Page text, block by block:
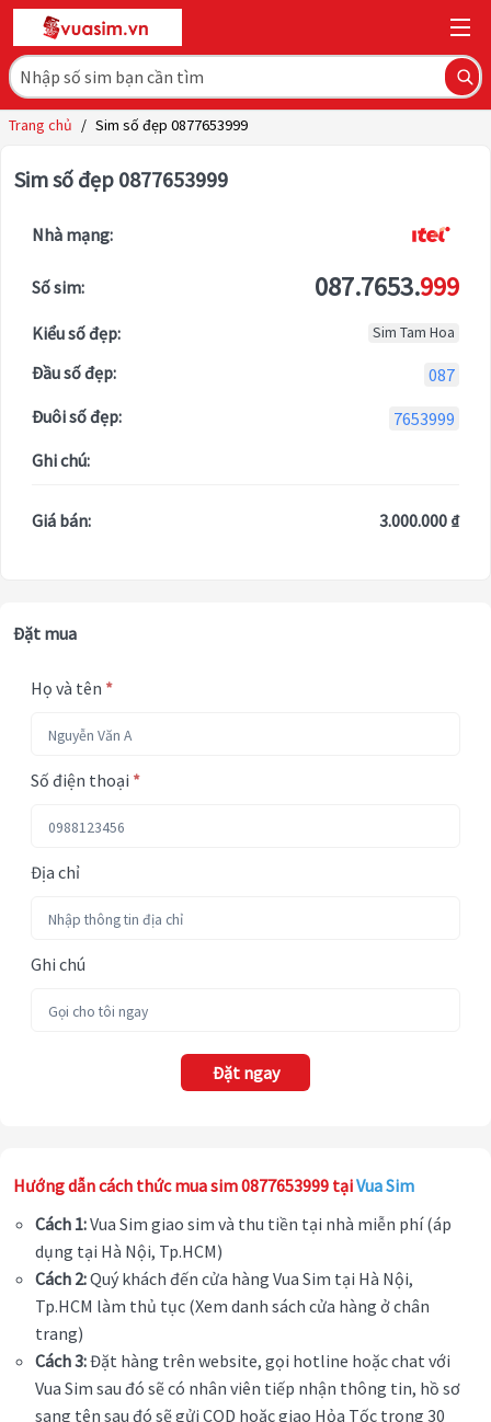
Trang chủ / Sim số đẹp 0877653999
Sim số đẹp 0877653999
Nhà mạng:
Số sim: 087.7653.999
Kiểu số đẹp: Sim Tam Hoa
Đầu số đẹp:
087
Đuôi số đẹp:
7653999
Ghi chú:
Giá bán: 3.000.000 ₫
Đặt mua
Họ và tên *
Số điện thoại *
Địa chỉ
Ghi chú
Đặt ngay
Hướng dẫn cách thức mua sim 0877653999 tạiVua Sim
Cách 1:Vua Sim giao sim và thu tiền tại nhà miễn phí (áp
dụng tại Hà Nội, Tp.HCM)
Cách 2:Quý khách đến cửa hàng Vua Sim tại Hà Nội,
Tp.HCM làm thủ tục (Xem danh sách cửa hàng ở chân
trang)
Cách 3:Đặt hàng trên website, gọi hotline hoặc chat với
Vua Sim sau đó sẽ có nhân viên tiếp nhận thông tin, hồ sơ
sang tên sau đó sẽ gửi COD hoặc giao Hỏa Tốc trong 30